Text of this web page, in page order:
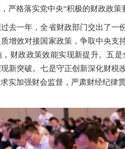
严格落实党中央“积极的财政政
一年，全省财政部门交出了一
增效对接国家政策，争取中央
财政政策效能实现新提升。五
新突破。七是守正创新深化财税
实加强财会监督，严肃财经纪律